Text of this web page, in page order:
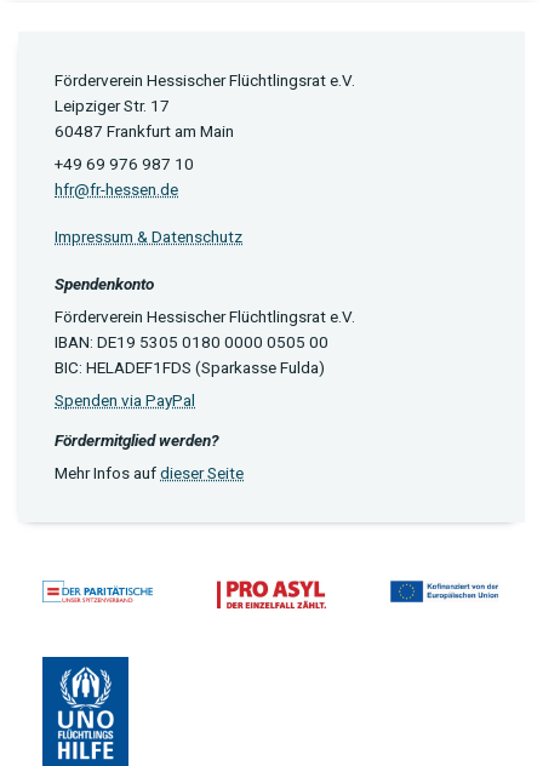
Förderverein Hessischer Flüchtlingsrat e.V.
Leipziger Str. 17
60487 Frankfurt am Main
+49 69 976 987 10
hfr@fr-hessen.de
Impressum & Datenschutz
Spendenkonto
Förderverein Hessischer Flüchtlingsrat e.V.
IBAN: DE19 5305 0180 0000 0505 00
BIC: HELADEF1FDS (Sparkasse Fulda)
Spenden via PayPal
Fördermitglied werden?
Mehr Infos aufdieser Seite